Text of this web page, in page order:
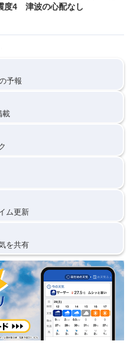
度4 津波の心配なし
予報
載
ム更新
を共有